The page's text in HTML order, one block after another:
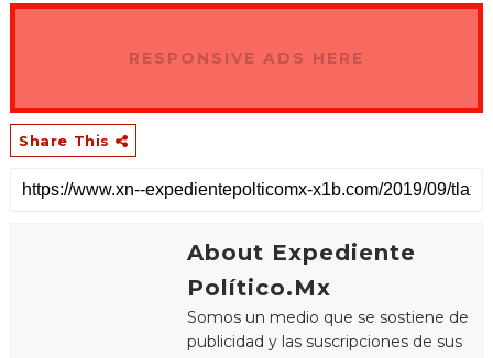
RESPONSIVE ADS HERE
Share This
About Expediente
Político.Mx
Somos un medio que se sostiene de
publicidad y las suscripciones de sus